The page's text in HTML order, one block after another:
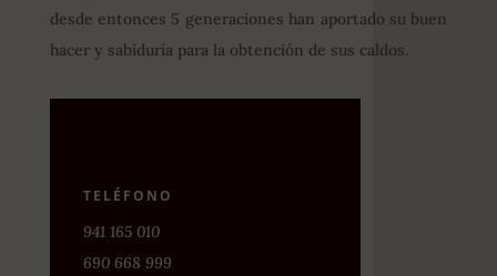
desde entonces 5 generaciones han aportado su buen
hacer y sabiduría para la obtención de sus caldos.
TELÉFONO
941 165 010
690 668 999